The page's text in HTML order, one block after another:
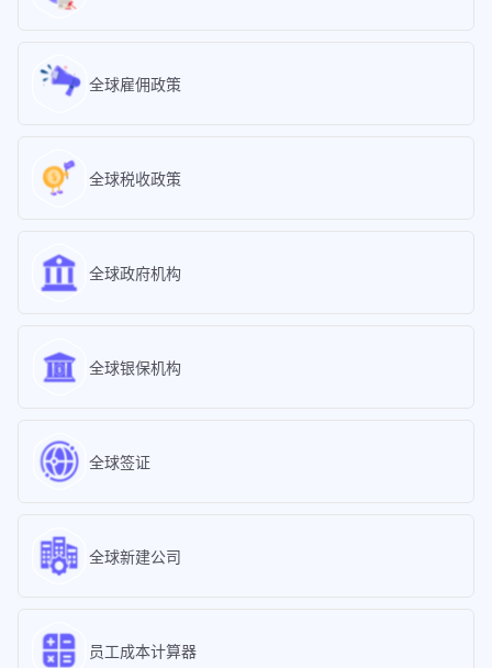
全球雇佣政策
全球税收政策
全球政府机构
全球银保机构
全球签证
全球新建公司
员工成本计算器